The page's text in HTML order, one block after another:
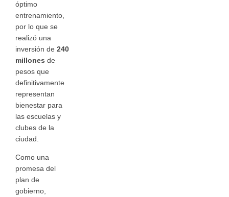
óptimo
entrenamiento,
por lo que se
realizó una
inversión de 240
millones de
pesos que
definitivamente
representan
bienestar para
las escuelas y
clubes de la
ciudad.
Como una
promesa del
plan de
gobierno,